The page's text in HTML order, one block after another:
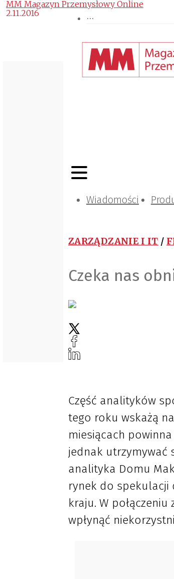
Wiadomości
ZARZĄDZANIE I IT /
Czeka nas
MM Magazyn Przemysłowy Online
2.11.2016
Część analityków
tego roku wskażą
miesiącach
jednak utrzymywać
analityka Domu
rynek do spekulacji
kraju. W
wpłynąć